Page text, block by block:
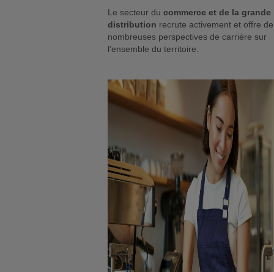
Le secteur ducommerce et de la grande
distribution recrute activement et offre de
nombreuses perspectives de carrière sur
l’ensemble du territoire.